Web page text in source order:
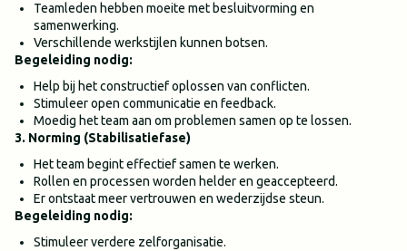
Teamleden hebben moeite met besluitvorming en
samenwerking.
Verschillende werkstijlen kunnen botsen.
Begeleiding nodig:
Help bij het constructief oplossen van conflicten.
Stimuleer open communicatie en feedback.
Moedig het team aan om problemen samen op te lossen.
3. Norming (Stabilisatiefase)
Het team begint effectief samen te werken.
Rollen en processen worden helder en geaccepteerd.
Er ontstaat meer vertrouwen en wederzijdse steun.
Begeleiding nodig:
Stimuleer verdere zelforganisatie.